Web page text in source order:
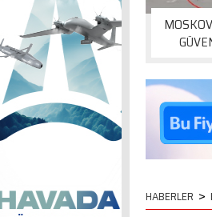
HABERLER >